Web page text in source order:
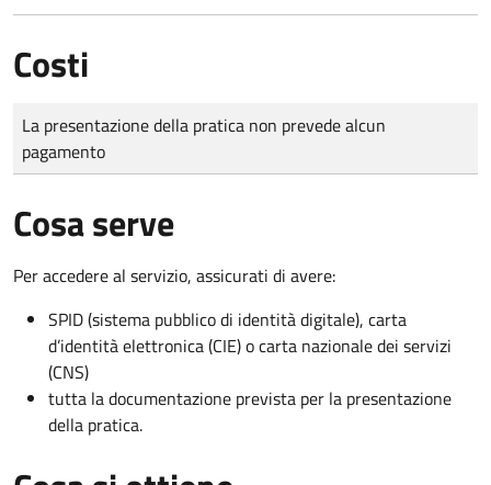
Costi
Tipo di pagamento
Importo
La presentazione della pratica non prevede alcun
pagamento
Cosa serve
Per accedere al servizio, assicurati di avere:
SPID (sistema pubblico di identità digitale), carta
d’identità elettronica (CIE) o carta nazionale dei servizi
(CNS)
tutta la documentazione prevista per la presentazione
della pratica.